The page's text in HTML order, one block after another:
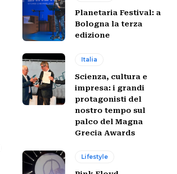
Planetaria Festival: a
Bologna la terza
edizione
Italia
Scienza, cultura e
impresa: i grandi
protagonisti del
nostro tempo sul
palco del Magna
Grecia Awards
Lifestyle